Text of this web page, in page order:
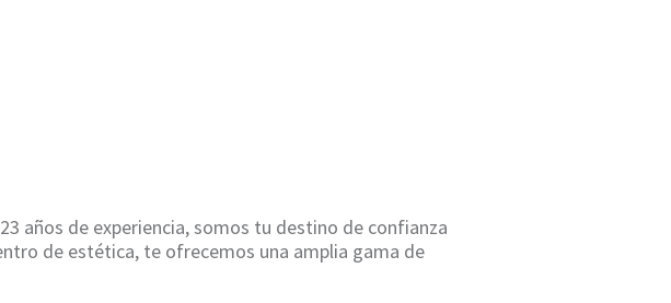
años de experiencia, somos tu destino de confianza
de estética, te ofrecemos una amplia gama de